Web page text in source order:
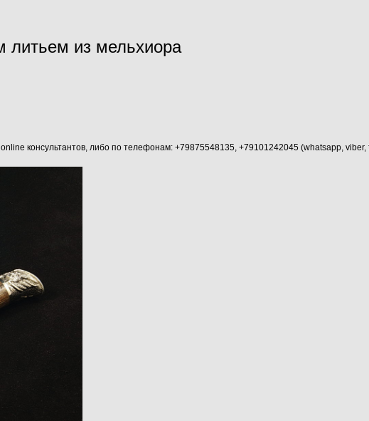
литьем из мельхиора
консультантов, либо по телефонам: +79875548135, +79101242045 (whatsapp, viber,